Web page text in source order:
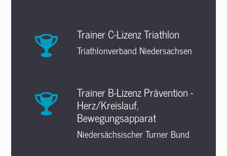
Trainer C-Lizenz Triathlon
Triathlonverband Niedersachsen
Trainer B-Lizenz Prävention -
Herz/Kreislauf,
Bewegungsapparat
Niedersächsischer Turner Bund